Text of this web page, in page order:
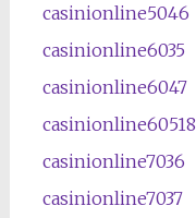
casinionline5046
casinionline6035
casinionline6047
casinionline60518
casinionline7036
casinionline7037